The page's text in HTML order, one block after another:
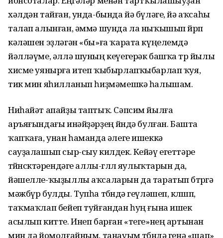
хәлдән тайған, унда-бында йә бүләге, йә аҡсаһы
талап алынған, әммә шунда ла ныҡышып йөрөп
кәләшен эҙләгән «бы»ға ҡарата күңелемдә
йәлләүме, әллә шуның кеүегерәк башҡа төр йылы
хисме уянырға итеп ҡыбырлапҡыбарлап ҡуя,
тик мин яһилланып һиҙмәмешкә һалышам.
Ниһайәт апайҙы таптыҡ. Сәпсим йылға
аръяғындағы инәйҙәрҙең өйөндә булған. Башта
ҡапҡаға, унан һаманда әлеге ишеккә
сауҙалашып сыр-сыу килдек. Кейәү егеттәре
төйөнсөктәрендәге аллы-гөллө яулыҡтарын да,
йәшелле-ҡыҙыллы аҡсаларын да таратып бөтөргә
мәжбүр булды. Тупһа төбөндә геүләшеп, көлөшөп,
таҡмаҡлап бейеп туйғандан һуң ғына ишек
асылып китте. Инеп барған «теге»нең артынан
мин дә йомолғайным, танауым төбөндә генә «шап»